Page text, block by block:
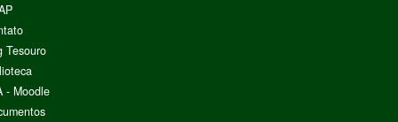
Tesouro
- Moodle